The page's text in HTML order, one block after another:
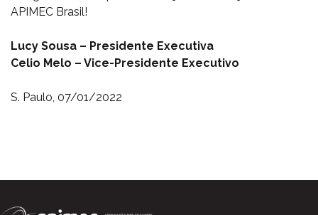
APIMEC Brasil!
Lucy Sousa – Presidente Executiva
Celio Melo – Vice-Presidente Executivo
S. Paulo, 07/01/2022